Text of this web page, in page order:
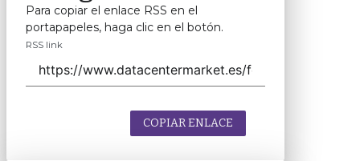
Para copiar el enlace RSS en el
portapapeles, haga clic en el botón.
RSS link
COPIAR ENLACE